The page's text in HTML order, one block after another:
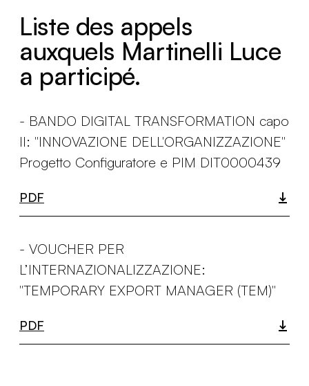
Liste des appels
auxquels Martinelli Luce
a participé.
- BANDO DIGITAL TRANSFORMATION capo
II: "INNOVAZIONE DELL'ORGANIZZAZIONE"
Progetto Configuratore e PIM DIT0000439
PDF
- VOUCHER PER
L’INTERNAZIONALIZZAZIONE:
"TEMPORARY EXPORT MANAGER (TEM)"
PDF